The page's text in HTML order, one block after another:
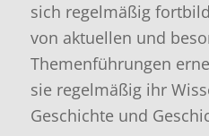
sich regelmäßig
von aktuellen und
Themenführungen
sie regelmäßig ihr
Geschichte und